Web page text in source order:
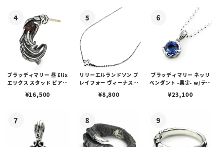
ブラッディマリー 昼 Elix
エリクス スタッド ピアス
¥16,500
リリーエルランドソン プ
レイフォー ヴィーナスチ
¥8,800
ブラッディマリー ネッリ
ペンダント -果実- w/ティ
¥23,100